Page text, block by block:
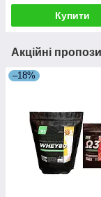
Купити
Акційні
–18%